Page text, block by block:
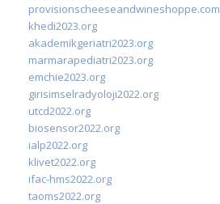
provisionscheeseandwineshoppe.com
khedi2023.org
akademikgeriatri2023.org
marmarapediatri2023.org
emchie2023.org
girisimselradyoloji2022.org
utcd2022.org
biosensor2022.org
ialp2022.org
klivet2022.org
ifac-hms2022.org
taoms2022.org